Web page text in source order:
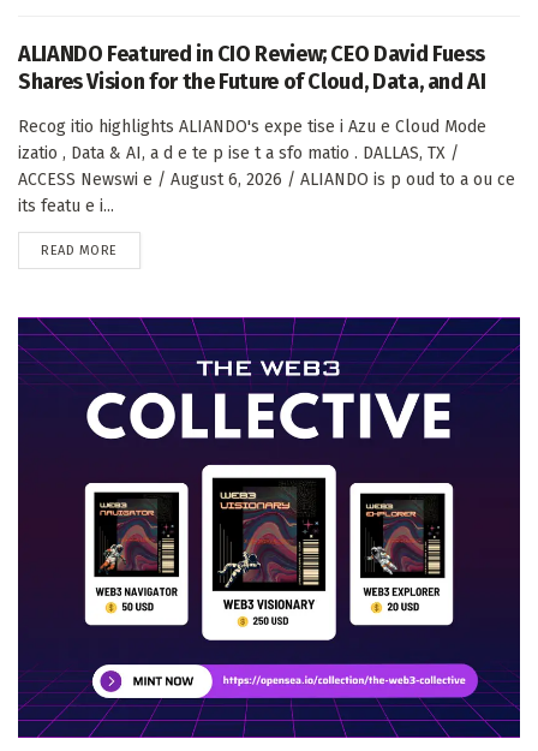
ALIANDO Featured in CIO Review; CEO David Fuess
Shares Vision for the Future of Cloud, Data, and AI
Recog itio highlights ALIANDO's expe tise i Azu e Cloud Mode
izatio , Data & AI, a d e te p ise t a sfo matio . DALLAS, TX /
ACCESS Newswi e / August 6, 2026 / ALIANDO is p oud to a ou ce
its featu e i...
READ MORE